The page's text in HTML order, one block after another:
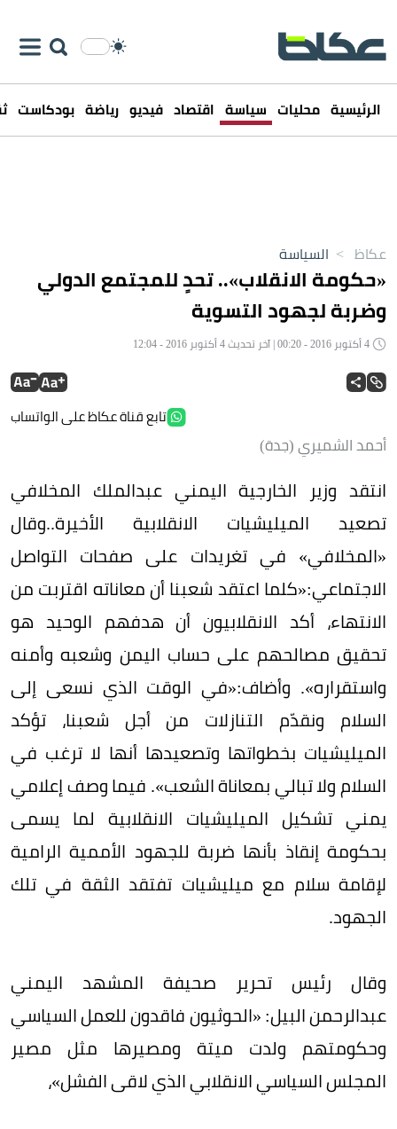
الرئيسية محليات سياسة اقتصاد فيديو رياضة بودكاست
عكاظ > السياسة
«حكومة الانقلاب».. تحدٍ للمجتمع الدولي
وضربة لجهود التسوية
تابع قناة عكاظ على الواتساب
أحمد الشميري (جدة)
انتقد وزير الخارجية اليمني عبدالملك المخلافي
تصعيد الميليشيات الانقلابية الأخيرة..وقال
«المخلافي» في تغريدات على صفحات التواصل
الاجتماعي:«كلما اعتقد شعبنا أن معاناته اقتربت من
الانتهاء، أكد الانقلابيون أن هدفهم الوحيد هو
تحقيق مصالحهم على حساب اليمن وشعبه وأمنه
واستقراره». وأضاف:«في الوقت الذي نسعى إلى
السلام ونقدّم التنازلات من أجل شعبنا، تؤكد
الميليشيات بخطواتها وتصعيدها أنها لا ترغب في
السلام ولا تبالي بمعاناة الشعب». فيما وصف إعلامي
يمني تشكيل الميليشيات الانقلابية لما يسمى
بحكومة إنقاذ بأنها ضربة للجهود الأممية الرامية
لإقامة سلام مع ميليشيات تفتقد الثقة في تلك
الجهود.
وقال رئيس تحرير صحيفة المشهد اليمني
عبدالرحمن البيل: «الحوثيون فاقدون للعمل السياسي
وحكومتهم ولدت ميتة ومصيرها مثل مصير
المجلس السياسي الانقلابي الذي لاقى الفشل»،